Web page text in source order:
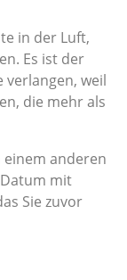
in der Luft,
Es ist der
verlangen, weil
die mehr als
einem anderen
mit
Sie zuvor
und wir
die Sie